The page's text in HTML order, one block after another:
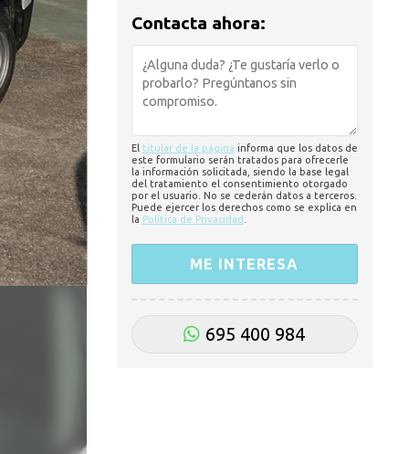
Contacta ahora:
El titular de la página informa que los datos de
este formulario serán tratados para ofrecerle
la información solicitada, siendo la base legal
del tratamiento el consentimiento otorgado
por el usuario. No se cederán datos a terceros.
Puede ejercer los derechos como se explica en
la Política de Privacidad
695 400 984